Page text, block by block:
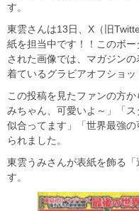
す。
東雲さんは13日、X（旧
紙を担当中です！！このボ
された画像では、マガジン
着ているグラビアオフショッ
この投稿を見たファンの方
みちゃん、可愛いよ～」「
似合ってます」「世界最強
られました。
東雲うみさんが表紙を飾る
す。